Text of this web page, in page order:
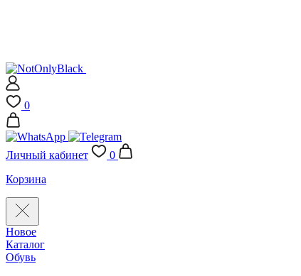
0
Личный кабинет
0
Корзина
Новое
Каталог
Обувь